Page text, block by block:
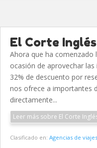
El Corte
Ahora que ha comenzado
ocasión de aprovechar
32% de descuento por
nos ofrece a importantes
directamente...
Leer más sobre El Corte
Clasificado en: Agencias de viajes